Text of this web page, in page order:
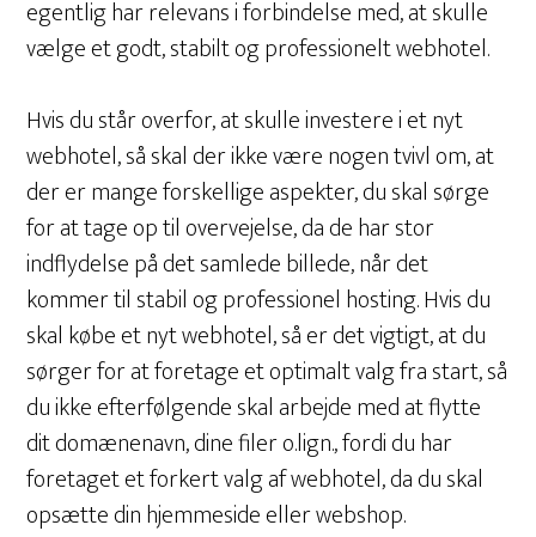
egentlig har relevans i forbindelse med, at skulle
vælge et godt, stabilt og professionelt webhotel.
Hvis du står overfor, at skulle investere i et nyt
webhotel, så skal der ikke være nogen tvivl om, at
der er mange forskellige aspekter, du skal sørge
for at tage op til overvejelse, da de har stor
indflydelse på det samlede billede, når det
kommer til stabil og professionel hosting. Hvis du
skal købe et nyt webhotel, så er det vigtigt, at du
sørger for at foretage et optimalt valg fra start, så
du ikke efterfølgende skal arbejde med at flytte
dit domænenavn, dine filer o.lign., fordi du har
foretaget et forkert valg af webhotel, da du skal
opsætte din hjemmeside eller webshop.